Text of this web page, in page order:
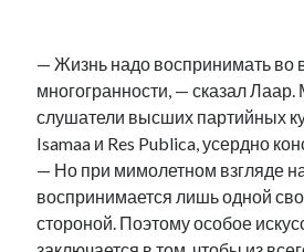
— Жизнь надо воспринимать во
многогранности, — сказал
слушатели высших партийных
Isamaa и Res Publica, усердно
— Но при мимолетном взгляде
воспринимается лишь одной
стороной. Поэтому особое